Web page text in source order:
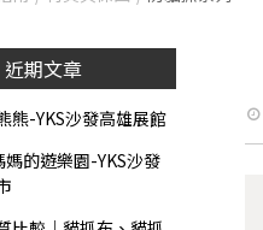
近期文章
熊-YKS沙發高雄展館
媽的遊樂園-YKS沙發